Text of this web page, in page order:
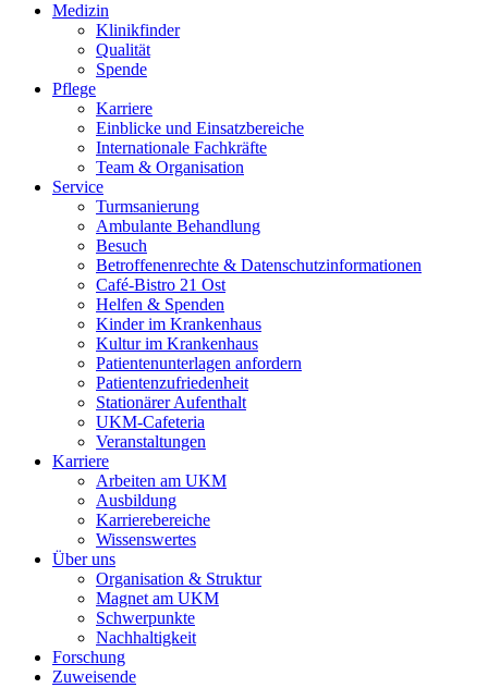
Medizin
Klinikfinder
Qualität
Spende
Pflege
Karriere
Einblicke und Einsatzbereiche
Internationale Fachkräfte
Team & Organisation
Service
Turmsanierung
Ambulante Behandlung
Besuch
Betroffenenrechte & Datenschutzinformationen
Café-Bistro 21 Ost
Helfen & Spenden
Kinder im Krankenhaus
Kultur im Krankenhaus
Patientenunterlagen anfordern
Patientenzufriedenheit
Stationärer Aufenthalt
UKM-Cafeteria
Veranstaltungen
Karriere
Arbeiten am UKM
Ausbildung
Karrierebereiche
Wissenswertes
Über uns
Organisation & Struktur
Magnet am UKM
Schwerpunkte
Nachhaltigkeit
Forschung
Zuweisende